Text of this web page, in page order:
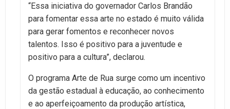
“Essa iniciativa do governador Carlos Brandão
para fomentar essa arte no estado é muito válida
para gerar fomentos e reconhecer novos
talentos. Isso é positivo para a juventude e
positivo para a cultura”, declarou.
O programa Arte de Rua surge como um incentivo
da gestão estadual à educação, ao conhecimento
e ao aperfeiçoamento da produção artística,